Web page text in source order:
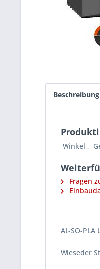
Beschreibung
Winkel ,
Fragen
AL-SO-PLA
Wieseder